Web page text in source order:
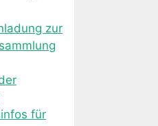
zur
für